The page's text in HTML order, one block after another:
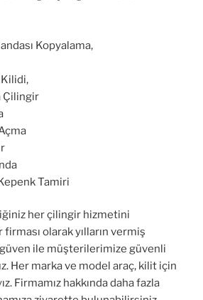
Kopyalama,
Çilingir
Tamiri
her çilingir hizmetini
olarak yılların vermiş
ile müşterilerimize güvenli
Her marka ve model araç, kilit için
Firmamız hakkında daha fazla